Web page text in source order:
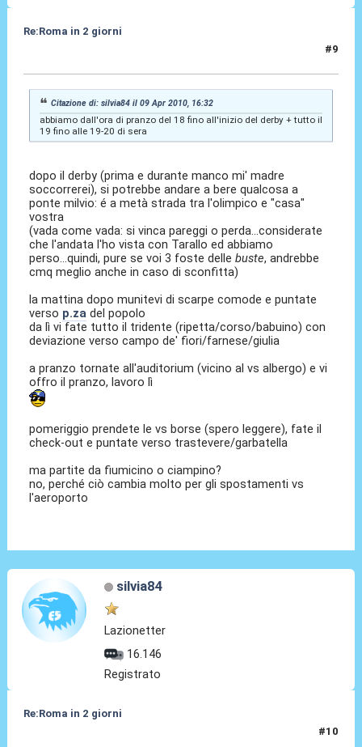
Re:Roma in 2 giorni
#9
Citazione di: silvia84 il 09 Apr 2010, 16:32
abbiamo dall'ora di pranzo del 18 fino all'inizio del derby + tutto il
19 fino alle 19-20 di sera
dopo il derby (prima e durante manco mi' madre
soccorrerei), si potrebbe andare a bere qualcosa a
ponte milvio: é a metà strada tra l'olimpico e "casa"
vostra
(vada come vada: si vinca pareggi o perda...considerate
che l'andata l'ho vista con Tarallo ed abbiamo
perso...quindi, pure se voi 3 foste dellebuste, andrebbe
cmq meglio anche in caso di sconfitta)
la mattina dopo munitevi di scarpe comode e puntate
verso p.za del popolo
da lì vi fate tutto il tridente (ripetta/corso/babuino) con
deviazione verso campo de' fiori/farnese/giulia
a pranzo tornate all'auditorium (vicino al vs albergo) e vi
offro il pranzo, lavoro lì
pomeriggio prendete le vs borse (spero leggere), fate il
check-out e puntate verso trastevere/garbatella
ma partite da fiumicino o ciampino?
no, perché ciò cambia molto per gli spostamenti vs
l'aeroporto
silvia84
Lazionetter
16.146
Registrato
Re:Roma in 2 giorni
#10